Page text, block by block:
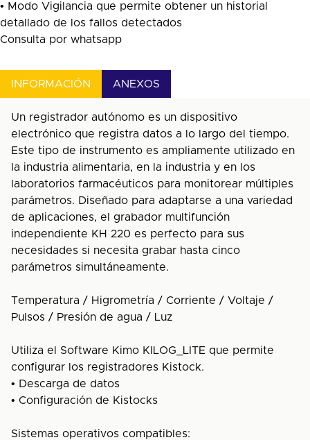
• Modo Vigilancia que permite obtener un historial
detallado de los fallos detectados
Consulta por whatsapp
INFORMACIÓN ANEXOS
Un registrador autónomo es un dispositivo
electrónico que registra datos a lo largo del tiempo.
Este tipo de instrumento es ampliamente utilizado en
la industria alimentaria, en la industria y en los
laboratorios farmacéuticos para monitorear múltiples
parámetros. Diseñado para adaptarse a una variedad
de aplicaciones, el grabador multifunción
independiente KH 220 es perfecto para sus
necesidades si necesita grabar hasta cinco
parámetros simultáneamente.
Temperatura / Higrometría / Corriente / Voltaje /
Pulsos / Presión de agua / Luz
Utiliza el Software Kimo KILOG_LITE que permite
configurar los registradores Kistock.
• Descarga de datos
• Configuración de Kistocks
Sistemas operativos compatibles: